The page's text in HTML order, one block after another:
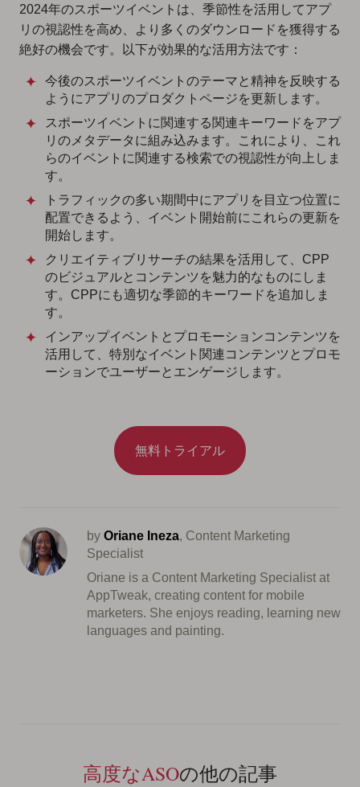
2024年のスポーツイベントは、季節性を活用してアプ
リの視認性を高め、より多くのダウンロードを獲得する
絶好の機会です。以下が効果的な活用方法です：
今後のスポーツイベントのテーマと精神を反映する
ようにアプリのプロダクトページを更新します。
スポーツイベントに関連する関連キーワードをアプ
リのメタデータに組み込みます。これにより、これ
らのイベントに関連する検索での視認性が向上しま
す。
トラフィックの多い期間中にアプリを目立つ位置に
配置できるよう、イベント開始前にこれらの更新を
開始します。
クリエイティブリサーチの結果を活用して、CPP
のビジュアルとコンテンツを魅力的なものにしま
す。CPPにも適切な季節的キーワードを追加しま
す。
インアップイベントとプロモーションコンテンツを
活用して、特別なイベント関連コンテンツとプロモ
ーションでユーザーとエンゲージします。
無料トライアル
by Oriane Ineza, Content Marketing
Specialist
Oriane is a Content Marketing Specialist at
AppTweak, creating content for mobile
marketers. She enjoys reading, learning new
languages and painting.
高度なASOの他の記事